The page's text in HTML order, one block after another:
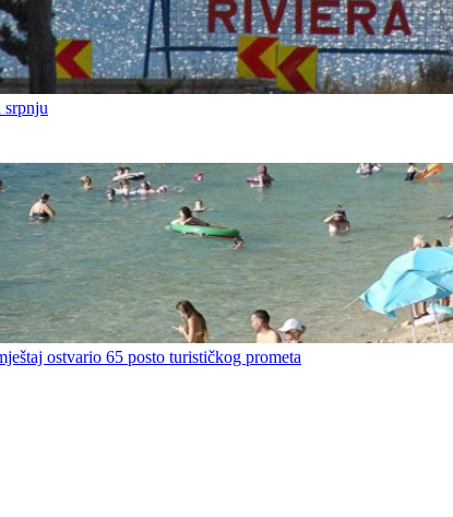
srpnju
ostvario 65 posto turističkog prometa